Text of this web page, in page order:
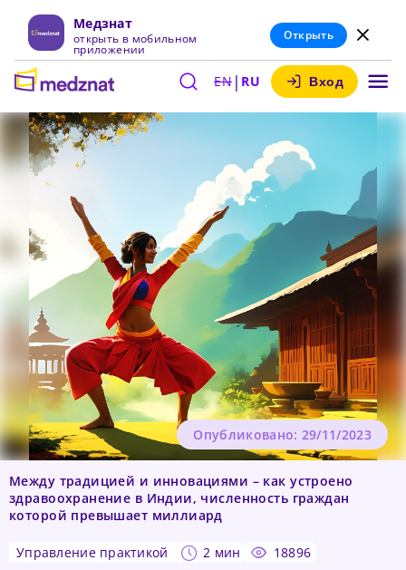
Медзнат
открыть в мобильном
приложении
Открыть
EN| RU Вход
Между традицией и инновациями – как устроено
здравоохранение в Индии, численность граждан
которой превышает миллиард
управление практикой 2 мин 18896
Опубликовано: 29/11/2023